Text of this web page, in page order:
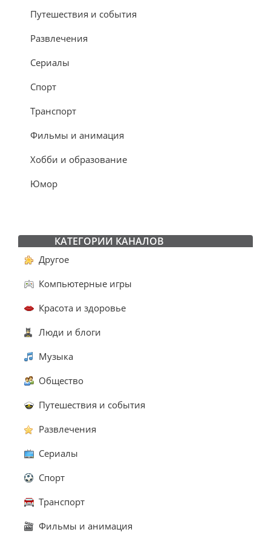
Путешествия и события
Развлечения
Сериалы
Спорт
Транспорт
Фильмы и анимация
Хобби и образование
Юмор
КАТЕГОРИИ КАНАЛОВ
Другое
Компьютерные игры
Красота и здоровье
Люди и блоги
Музыка
Общество
Путешествия и события
Развлечения
Сериалы
Спорт
Транспорт
Фильмы и анимация